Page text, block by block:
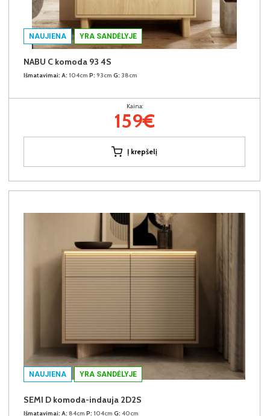
NAUJIENA YRA SANDĖLYJE
NABU C komoda 93 4S
Išmatavimai: A: 104cm P: 93cm G: 38cm
Kaina:
159€
Į krepšelį
NAUJIENA YRA SANDĖLYJE
SEMI D komoda-indauja 2D2S
Išmatavimai: A: 84cm P: 104cm G: 40cm